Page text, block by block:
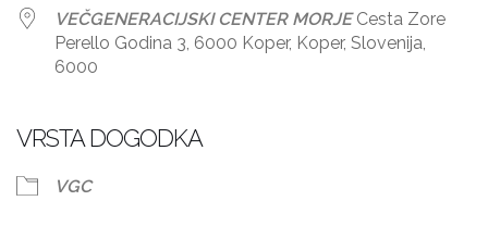
VEČGENERACIJSKI CENTER MORJECesta Zore
Perello Godina 3, 6000 Koper, Koper, Slovenija,
6000
VRSTA DOGODKA
VGC